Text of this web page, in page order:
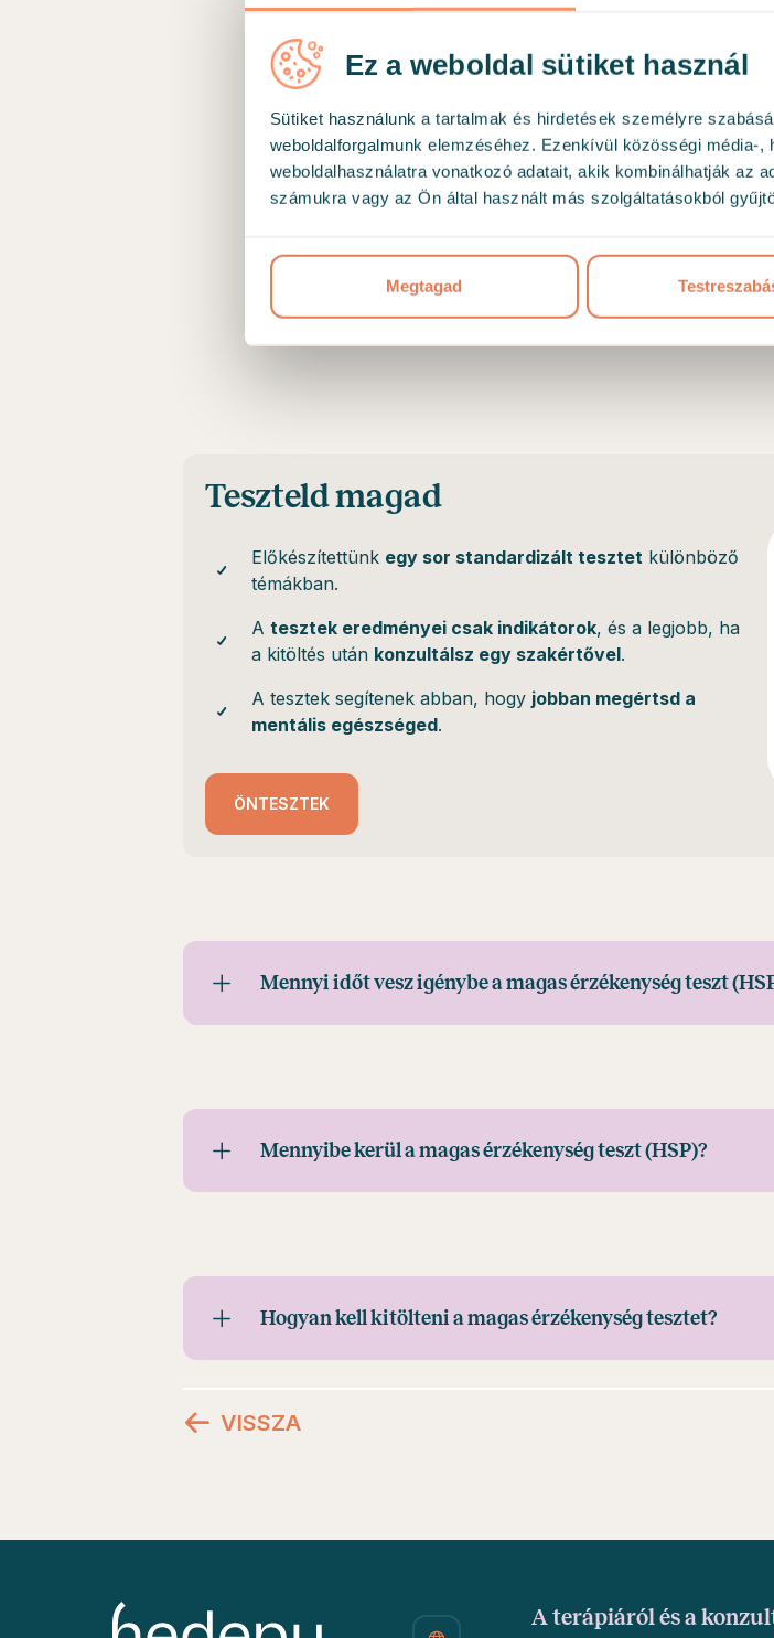
Ez a weboldal sütiket használ
Sütiket használunk a tartalmak és hirdetések személyre
weboldalforgalmunk elemzéséhez. Ezenkívül közösségi média-
weboldalhasználatra vonatkozó adatait, akik kombinálhatják az
számukra vagy az Ön által használt más szolgáltatásokból
Megtagad
Teszteld magad
Előkészítettünk egy sor standardizált tesztet különböző
témákban.
A tesztek eredményei csak indikátorok, és a legjobb, ha
a kitöltés után konzultálsz egy szakértővel.
A tesztek segítenek abban, hogy jobban megértsd a
mentális egészséged.
ÖNTESZTEK
Mennyi időt vesz igénybe a magas érzékenység teszt
Mennyibe kerül a magas érzékenység teszt (HSP)?
Hogyan kell kitölteni a magas érzékenység tesztet?
VISSZA
A terápiáról és a